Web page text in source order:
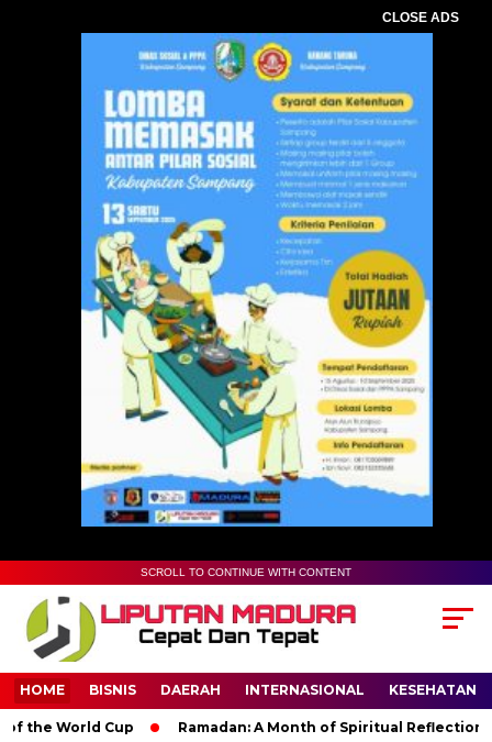
CLOSE ADS
SCROLL TO CONTINUE WITH CONTENT
HOME BISNIS DAERAH INTERNASIONAL KESEHATAN
World Cup Ramadan: A Month of Spiritual Reflection,